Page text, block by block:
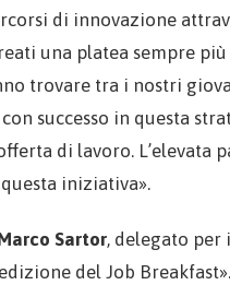
di innovazione
una platea sempre
trovare tra i nostri
successo in questa
di lavoro.
iniziativa».
Sartor, delegato
del Job